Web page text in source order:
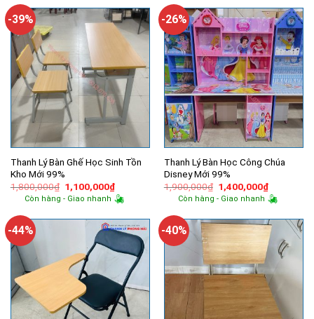
770,000₫.
370,000₫.
-39%
Thanh Lý Bàn Ghế Học Sinh Tồn
Kho Mới 99%
1,800,000₫ Giá
gốc
là:
1,100,000₫Giá
hiện
tại
1,100,000₫.
Còn hàng - Giao nhanh
-26%
Thanh Lý Bàn Học Công Chúa
Disney Mới 99%
1,900,000₫ Giá
gốc
là:
1,400,000₫Giá
hiện
tại
Còn hàng - Giao nhanh
-44% -40%